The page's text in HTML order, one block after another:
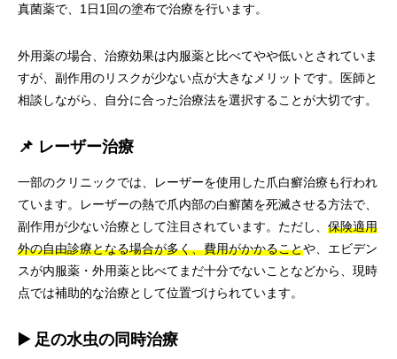
真菌薬で、1日1回の塗布で治療を行います。
外用薬の場合、治療効果は内服薬と比べてやや低いとされていま
すが、副作用のリスクが少ない点が大きなメリットです。医師と
相談しながら、自分に合った治療法を選択することが大切です。
📌 レーザー治療
一部のクリニックでは、レーザーを使用した爪白癬治療も行われ
ています。レーザーの熱で爪内部の白癬菌を死滅させる方法で、
副作用が少ない治療として注目されています。ただし、 保険適用
外の自由診療となる場合が多く、費用がかかることや、エビデン
スが内服薬・外用薬と比べてまだ十分でないことなどから、現時
点では補助的な治療として位置づけられています。
▶️ 足の水虫の同時治療